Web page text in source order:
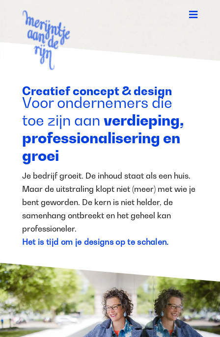

Creatief concept & design
Voor ondernemers die
toe zijn aan verdieping,
professionalisering en
groei
Je bedrijf groeit. De inhoud staat als een huis.
Maar de uitstraling klopt niet (meer) met wie je
bent geworden. De kern is niet helder, de
samenhang ontbreekt en het geheel kan
professioneler.
Het is tijd om je designs op te schalen.